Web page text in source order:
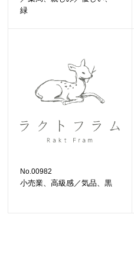
緑
No.00982
小売業、高級感／気品、黒